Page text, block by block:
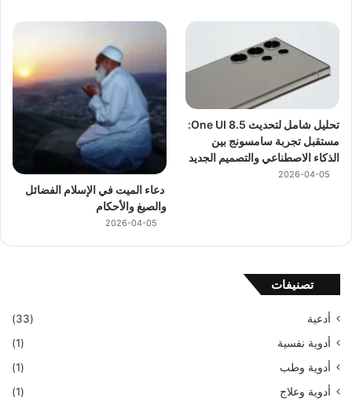
تحليل شامل لتحديث One UI 8.5:
مستقبل تجربة سامسونج بين
الذكاء الاصطناعي والتصميم الجديد
2026-04-05
دعاء الميت في الإسلام الفضائل
والصيغ والأحكام
2026-04-05
تصنيفات
أدعية
(33)
أدوية نفسية
(1)
أدوية وطب
(1)
أدوية وعلاج
(1)